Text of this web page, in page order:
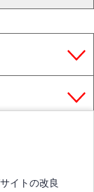
イトの改良